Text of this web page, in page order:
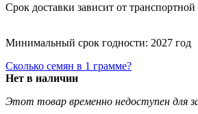
Срок доставки зависит от
Минимальный срок годности: 2027 год
Сколько семян в 1 грамме?
Нет в наличии
Этот товар временно недоступен для